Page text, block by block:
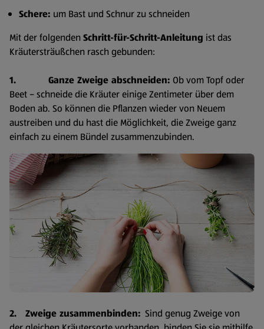
Schere: um Bast und Schnur zu schneiden
Mit der folgenden Schritt-für-Schritt-Anleitung ist das
Kräutersträußchen rasch gebunden:
1. Ganze Zweige abschneiden: Ob vom Topf oder
Beet – schneide die Kräuter einige Zentimeter über dem
Boden ab. So können die Pflanzen wieder von Neuem
austreiben und du hast die Möglichkeit, die Zweige ganz
einfach zu einem Bündel zusammenzubinden.
2. Zweige zusammenbinden: Sind genug Zweige von